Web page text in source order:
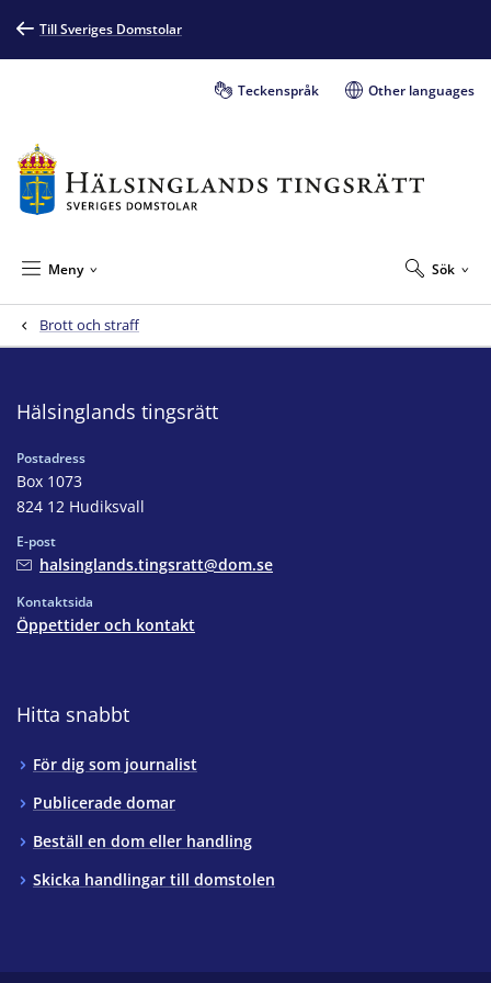
Till Sveriges Domstolar
Teckenspråk Other languages
Sök
Meny
Brott och straff
Hälsinglands tingsrätt
Postadress
Box 1073
824 12 Hudiksvall
E-post
halsinglands.tingsratt@dom.se
Kontaktsida
Öppettider och kontakt
Hitta snabbt
För dig som journalist
Publicerade domar
Beställ en dom eller handling
Skicka handlingar till domstolen